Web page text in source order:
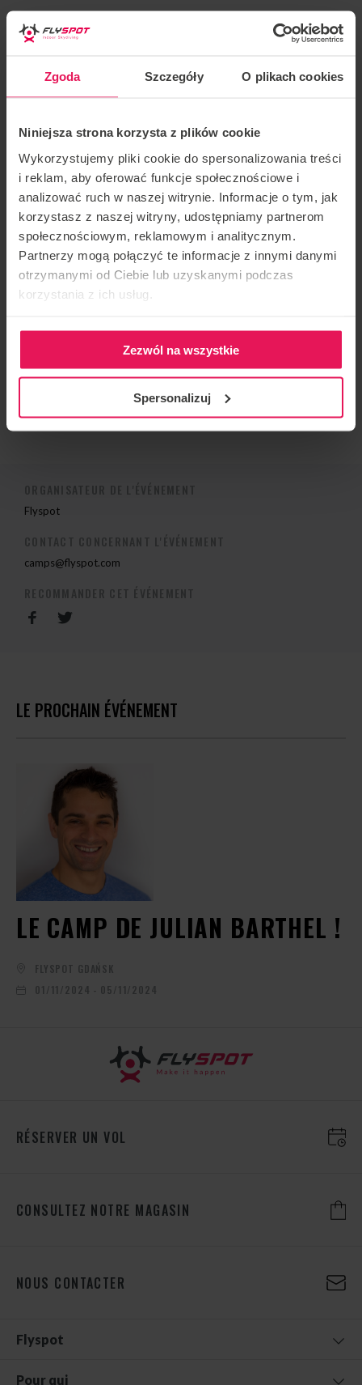
Zgoda Szczegóły O plikach cookies
Niniejsza strona korzysta z plików cookie
Wykorzystujemy pliki cookie do spersonalizowania treści
i reklam, aby oferować funkcje społecznościowe i
analizować ruch w naszej witrynie. Informacje o tym, jak
korzystasz z naszej witryny, udostępniamy partnerom
społecznościowym, reklamowym i analitycznym.
Partnerzy mogą połączyć te informacje z innymi danymi
otrzymanymi od Ciebie lub uzyskanymi podczas
korzystania z ich usług.
Zezwól na wszystkie
Spersonalizuj
Les réalisations de Martin :
Unlimited, Catégorie Dynamic 2way
équipe: Mad Ravens, Catégorie: Dynamic 4way
2016 médaille de bronze FAI World Cup, Kategoria:
Freestyle
2015 Médaille d’or White Nights, team: Mad Ravens,
Kategoria Dynamic 4way
Ravens, Kategoria Dynamic 4way
Si vous souhaitez rejoindre le camp ou avez des
Flyspot
camps@flyspot.com
LE PROCHAIN ÉVÉNEMENT
LE CAMP DE JULIAN BARTHEL !
FLYSPOT GDAŃSK
01/11/2024 - 05/11/2024
RÉSERVER UN VOL
CONSULTEZ NOTRE MAGASIN
NOUS CONTACTER
Flyspot
Pour qui